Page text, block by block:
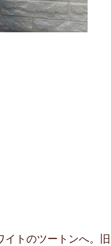
イトのツートンへ。旧